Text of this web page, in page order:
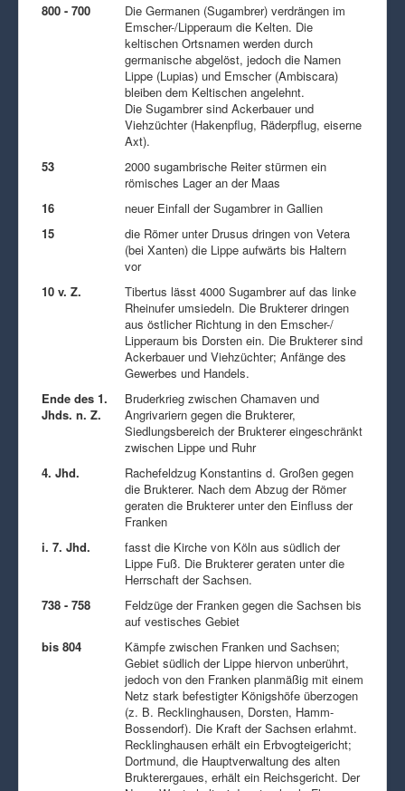
800 - 700
Die Germanen (Sugambrer) verdrängen im
Emscher-/Lipperaum die Kelten. Die
keltischen Ortsnamen werden durch
germanische abgelöst, jedoch die Namen
Lippe (Lupias) und Emscher (Ambiscara)
bleiben dem Keltischen angelehnt.
Die Sugambrer sind Ackerbauer und
Viehzüchter (Hakenpflug, Räderpflug, eiserne
Axt).
53
2000 sugambrische Reiter stürmen ein
römisches Lager an der Maas
16
neuer Einfall der Sugambrer in Gallien
15
die Römer unter Drusus dringen von Vetera
(bei Xanten) die Lippe aufwärts bis Haltern
vor
10 v. Z.
Tibertus lässt 4000 Sugambrer auf das linke
Rheinufer umsiedeln. Die Brukterer dringen
aus östlicher Richtung in den Emscher-/
Lipperaum bis Dorsten ein. Die Brukterer sind
Ackerbauer und Viehzüchter; Anfänge des
Gewerbes und Handels.
Ende des 1.
Jhds. n. Z.
Bruderkrieg zwischen Chamaven und
Angrivariern gegen die Brukterer,
Siedlungsbereich der Brukterer eingeschränkt
zwischen Lippe und Ruhr
4. Jhd.
Rachefeldzug Konstantins d. Großen gegen
die Brukterer. Nach dem Abzug der Römer
geraten die Brukterer unter den Einfluss der
Franken
i. 7. Jhd.
fasst die Kirche von Köln aus südlich der
Lippe Fuß. Die Brukterer geraten unter die
Herrschaft der Sachsen.
738 - 758
Feldzüge der Franken gegen die Sachsen bis
auf vestisches Gebiet
bis 804
Kämpfe zwischen Franken und Sachsen;
Gebiet südlich der Lippe hiervon unberührt,
jedoch von den Franken planmäßig mit einem
Netz stark befestigter Königshöfe überzogen
(z. B. Recklinghausen, Dorsten, Hamm-
Bossendorf). Die Kraft der Sachsen erlahmt.
Recklinghausen erhält ein Erbvogteigericht;
Dortmund, die Hauptverwaltung des alten
Brukterergaues, erhält ein Reichsgericht. Der